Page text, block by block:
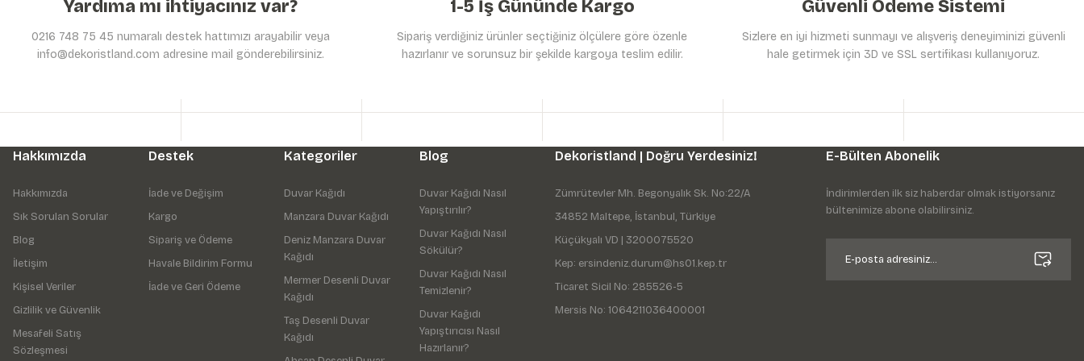
Gönder
Yardıma mı ihtiyacınız var?
0216 748 75 45 numaralı destek hattımızı arayabilir veya
info@dekoristland.com adresine mail gönderebilirsiniz.
1-5 İş Gününde Kargo
Sipariş verdiğiniz ürünler seçtiğiniz ölçülere göre özenle
hazırlanır ve sorunsuz bir şekilde kargoya teslim edilir.
Güvenli Ödeme Sistemi
Sizlere en iyi hizmeti sunmayı ve alışveriş deneyiminizi güvenli
hale getirmek için 3D ve SSL sertifikası kullanıyoruz.
Hakkımızda
Hakkımızda
Sık Sorulan Sorular
Blog
İletişim
Kişisel Veriler
Gizlilik ve Güvenlik
Mesafeli Satış
Sözleşmesi
Destek
İade ve Değişim
Kargo
Sipariş ve Ödeme
Havale Bildirim Formu
İade ve Geri Ödeme
Kategoriler
Duvar Kağıdı
Manzara Duvar Kağıdı
Deniz Manzara Duvar
Kağıdı
Mermer Desenli Duvar
Kağıdı
Taş Desenli Duvar
Kağıdı
Blog
Duvar Kağıdı Nasıl
Yapıştırılır?
Duvar Kağıdı Nasıl
Sökülür?
Duvar Kağıdı Nasıl
Temizlenir?
Duvar Kağıdı
Yapıştırıcısı Nasıl
Hazırlanır?
Dekoristland | Doğru Yerdesiniz!
Zümrütevler Mh. Begonyalık Sk. No:22/A
34852 Maltepe, İstanbul, Türkiye
Küçükyalı VD | 3200075520
Kep: ersindeniz.durum@hs01.kep.tr
Ticaret Sicil No: 285526-5
Mersis No: 1064211036400001
E-Bülten Abonelik
İndirimlerden ilk siz haberdar olmak istiyorsanız
bültenimize abone olabilirsiniz.